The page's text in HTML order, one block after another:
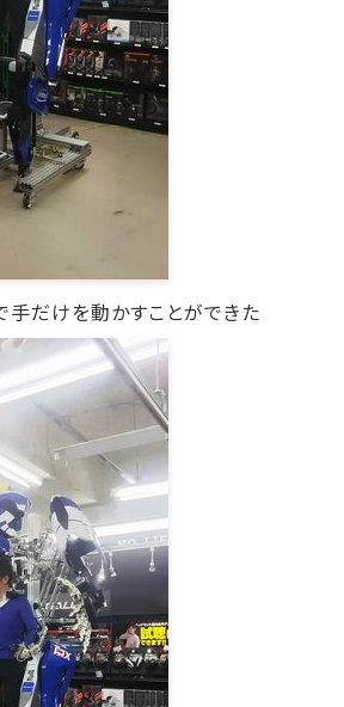
だけを動かすことができた